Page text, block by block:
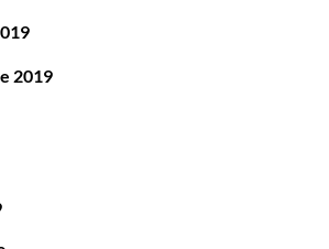
2019